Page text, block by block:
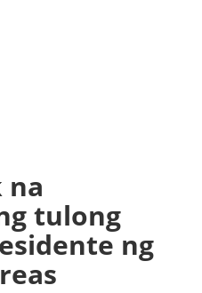
na
tulong
ng